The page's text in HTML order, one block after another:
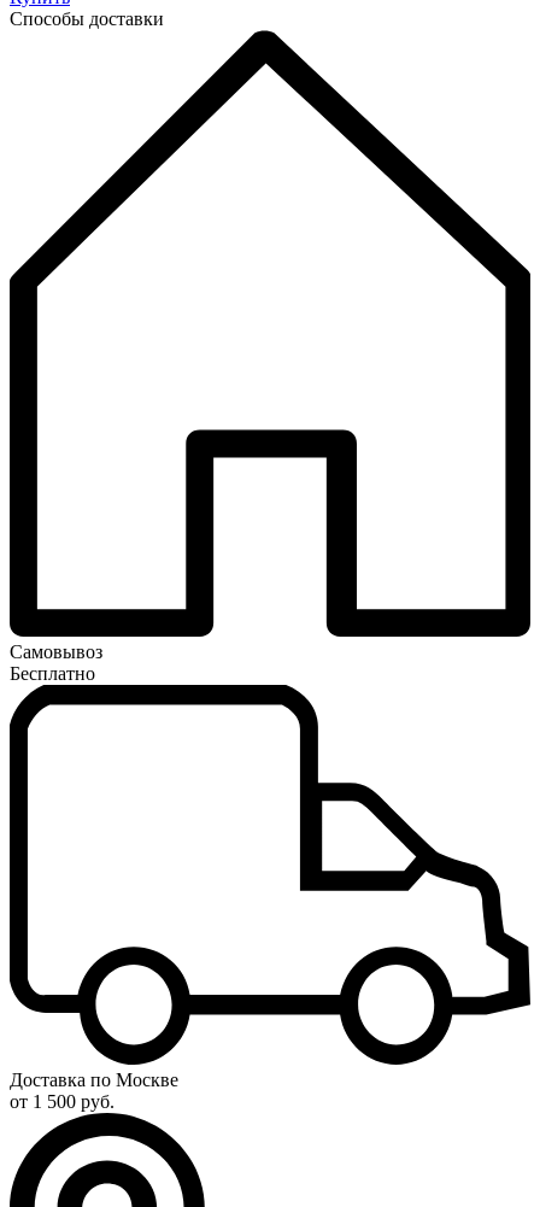
Способы доставки
Самовывоз
Бесплатно
Доставка по Москве
от 1 500 руб.